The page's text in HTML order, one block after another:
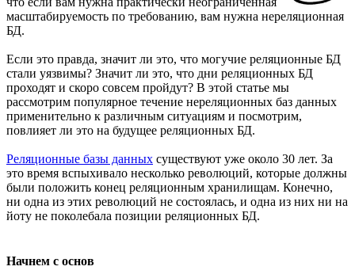
масштабируемость по требованию, вам нужна нереляционная
БД.
Если это правда, значит ли это, что могучие реляционные БД
стали уязвимы? Значит ли это, что дни реляционных БД
проходят и скоро совсем пройдут? В этой статье мы
рассмотрим популярное течение нереляционных баз данных
применительно к различным ситуациям и посмотрим,
повлияет ли это на будущее реляционных БД.
Реляционные базы данных существуют уже около 30 лет. За
это время вспыхивало несколько революций, которые должны
были положить конец реляционным хранилищам. Конечно,
ни одна из этих революций не состоялась, и одна из них ни на
йоту не поколебала позиции реляционных БД.
Начнем с основ